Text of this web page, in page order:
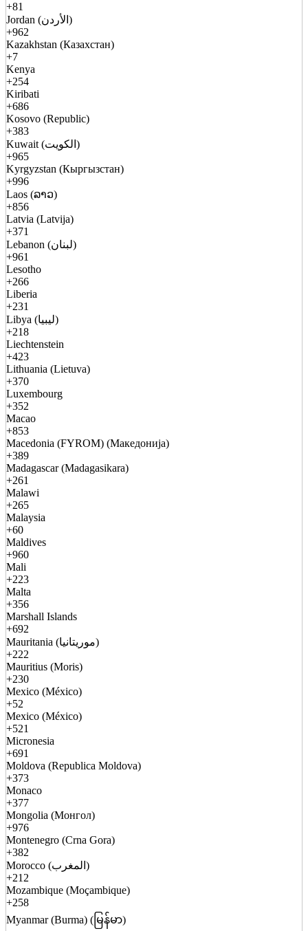
+81
Jordan (الأردن)
+962
Kazakhstan (Казахстан)
+7
Kenya
+254
Kiribati
+686
Kosovo (Republic)
+383
Kuwait (الكويت)
+965
Kyrgyzstan (Кыргызстан)
+996
Laos (ລາວ)
+856
Latvia (Latvija)
+371
Lebanon (لبنان)
+961
Lesotho
+266
Liberia
+231
Libya (ليبيا)
+218
Liechtenstein
+423
Lithuania (Lietuva)
+370
Luxembourg
+352
Macao
+853
Macedonia (FYROM) (Македонија)
+389
Madagascar (Madagasikara)
+261
Malawi
+265
Malaysia
+60
Maldives
+960
Mali
+223
Malta
+356
Marshall Islands
+692
Mauritania (موريتانيا)
+222
Mauritius (Moris)
+230
Mexico (México)
+52
Mexico (México)
+521
Micronesia
+691
Moldova (Republica Moldova)
+373
Monaco
+377
Mongolia (Монгол)
+976
Montenegro (Crna Gora)
+382
Morocco (المغرب)
+212
Mozambique (Moçambique)
+258
Myanmar (Burma) (မြန်မာ)